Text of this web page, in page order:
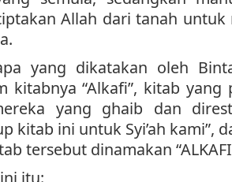
Allah dari tanah
yang dikatakan oleh
kitabnya “Alkafi”, kitab yang
yang ghaib dan
kitab ini untuk Syi’ah kami”,
tersebut dinamakan
itu: